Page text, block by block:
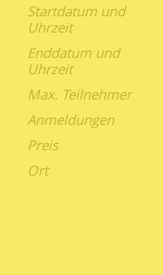
Startdatum und
Uhrzeit
Enddatum und
Uhrzeit
Max. Teilnehmer
Anmeldungen
Preis
Ort